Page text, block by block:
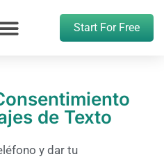
Start For Free
de Texto
y dar tu